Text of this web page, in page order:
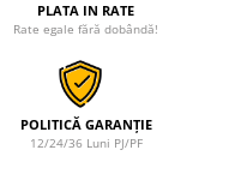
PLATA IN RATE
Rate egale fără dobândă!
POLITICĂ GARANȚIE
12/24/36 Luni PJ/PF